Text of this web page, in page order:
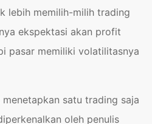
lebih memilih-milih trading
ekspektasi akan profit
pasar memiliki volatilitasnya
satu trading saja
oleh penulis